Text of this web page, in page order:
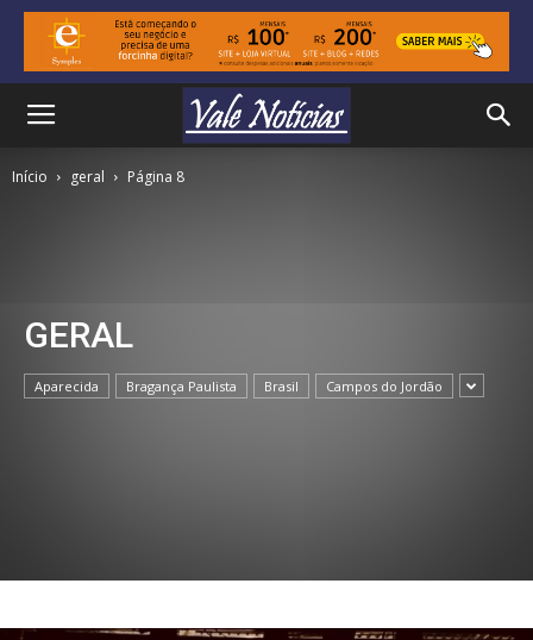
Início geral Página 8
GERAL
Aparecida Bragança Paulista Brasil Campos do Jordão